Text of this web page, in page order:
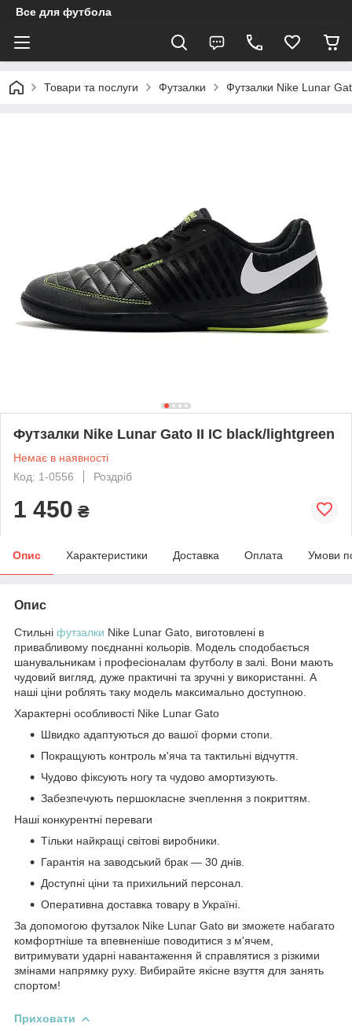
Все для футбола
Товари та послуги Футзалки Футзалки Nike Lunar
Футзалки Nike Lunar Gato II IC black/lightgreen
Немає в наявності
Код: 1-0556
Роздріб
1 450 ₴
Опис Характеристики Доставка Оплата Умови
Опис
Стильні футзалки Nike Lunar Gato, виготовлені в
привабливому поєднанні кольорів. Модель сподобається
шанувальникам і професіоналам футболу в залі. Вони мають
чудовий вигляд, дуже практичні та зручні у використанні. А
наші ціни роблять таку модель максимально доступною.
Характерні особливості Nike Lunar Gato
Швидко адаптуються до вашої форми стопи.
Покращують контроль м'яча та тактильні відчуття.
Чудово фіксують ногу та чудово амортизують.
Забезпечують першокласне зчеплення з покриттям.
Наші конкурентні переваги
Тільки найкращі світові виробники.
Гарантія на заводський брак — 30 днів.
Доступні ціни та прихильний персонал.
Оперативна доставка товару в Україні.
За допомогою футзалок Nike Lunar Gato ви зможете набагато
комфортніше та впевненіше поводитися з м'ячем,
витримувати ударні навантаження й справлятися з різкими
змінами напрямку руху. Вибирайте якісне взуття для занять
спортом!
Приховати